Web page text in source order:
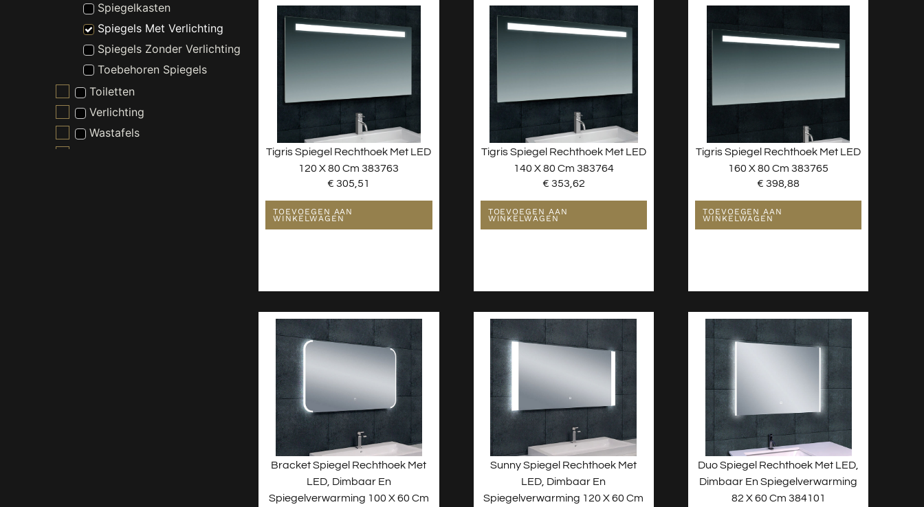
Spiegelkasten
Spiegels Met Verlichting
Spiegels Zonder Verlichting
Toebehoren Spiegels
Toiletten
Verlichting
Wastafels
Tigris Spiegel Rechthoek Met LED
120 X 80 Cm 383763
€ 305,51
TOEVOEGEN AAN
WINKELWAGEN
Tigris Spiegel Rechthoek Met LED
140 X 80 Cm 383764
€ 353,62
TOEVOEGEN AAN
WINKELWAGEN
Tigris Spiegel Rechthoek Met LED
160 X 80 Cm 383765
€ 398,88
TOEVOEGEN AAN
WINKELWAGEN
Bracket Spiegel Rechthoek Met
LED, Dimbaar En
Spiegelverwarming 100 X 60 Cm
Sunny Spiegel Rechthoek Met
LED, Dimbaar En
Spiegelverwarming 120 X 60 Cm
Duo Spiegel Rechthoek Met LED,
Dimbaar En Spiegelverwarming
82 X 60 Cm 384101